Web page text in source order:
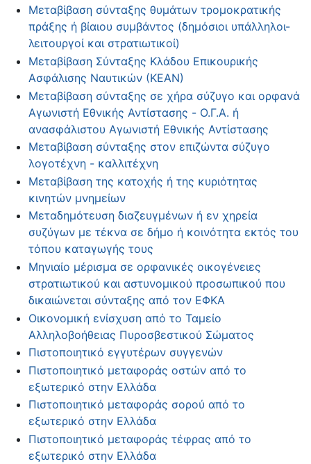
Μεταβίβαση σύνταξης θυμάτων τρομοκρατικής
πράξης ή βίαιου συμβάντος (δημόσιοι υπάλληλοι-
λειτουργοί και στρατιωτικοί)
Μεταβίβαση Σύνταξης Κλάδου Επικουρικής
Ασφάλισης Ναυτικών (ΚΕΑΝ)
Μεταβίβαση σύνταξης σε χήρα σύζυγο και ορφανά
Αγωνιστή Εθνικής Αντίστασης - Ο.Γ.Α. ή
ανασφάλιστου Αγωνιστή Εθνικής Αντίστασης
Μεταβίβαση σύνταξης στον επιζώντα σύζυγο
λογοτέχνη - καλλιτέχνη
Μεταβίβαση της κατοχής ή της κυριότητας
κινητών μνημείων
Μεταδημότευση διαζευγμένων ή εν χηρεία
συζύγων με τέκνα σε δήμο ή κοινότητα εκτός του
τόπου καταγωγής τους
Μηνιαίο μέρισμα σε ορφανικές οικογένειες
στρατιωτικού και αστυνομικού προσωπικού που
δικαιώνεται σύνταξης από τον ΕΦΚΑ
Οικονομική ενίσχυση από το Ταμείο
Αλληλοβοήθειας Πυροσβεστικού Σώματος
Πιστοποιητικό εγγυτέρων συγγενών
Πιστοποιητικό μεταφοράς οστών από το
εξωτερικό στην Ελλάδα
Πιστοποιητικό μεταφοράς σορού από το
εξωτερικό στην Ελλάδα
Πιστοποιητικό μεταφοράς τέφρας από το
εξωτερικό στην Ελλάδα